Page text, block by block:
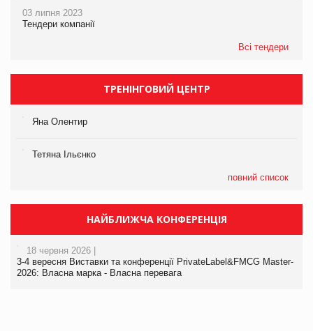
03 липня 2023
Тендери компанії
Всі тендери
ТРЕНІНГОВИЙ ЦЕНТР
Яна Олентир
Тетяна Ільєнко
повний список
НАЙБЛИЖЧА КОНФЕРЕНЦІЯ
18 червня 2026 |
3-4 вересня Виставки та конференції PrivateLabel&FMCG Master-
2026: Власна марка - Власна перевага